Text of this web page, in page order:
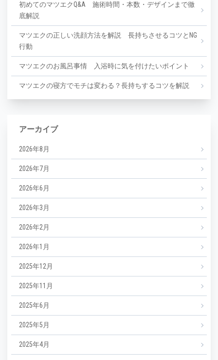
初めてのマツエクQ&A 施術時間・本数・デザインまで徹
底解説
マツエクの正しい洗顔方法を解説 長持ちさせるコツとNG
行動
マツエクのお風呂事情 入浴時に気を付けたいポイント
マツエクの寝方でモチは変わる？長持ちするコツを解説
アーカイブ
2026年8月
2026年7月
2026年6月
2026年3月
2026年2月
2026年1月
2025年12月
2025年11月
2025年6月
2025年5月
2025年4月